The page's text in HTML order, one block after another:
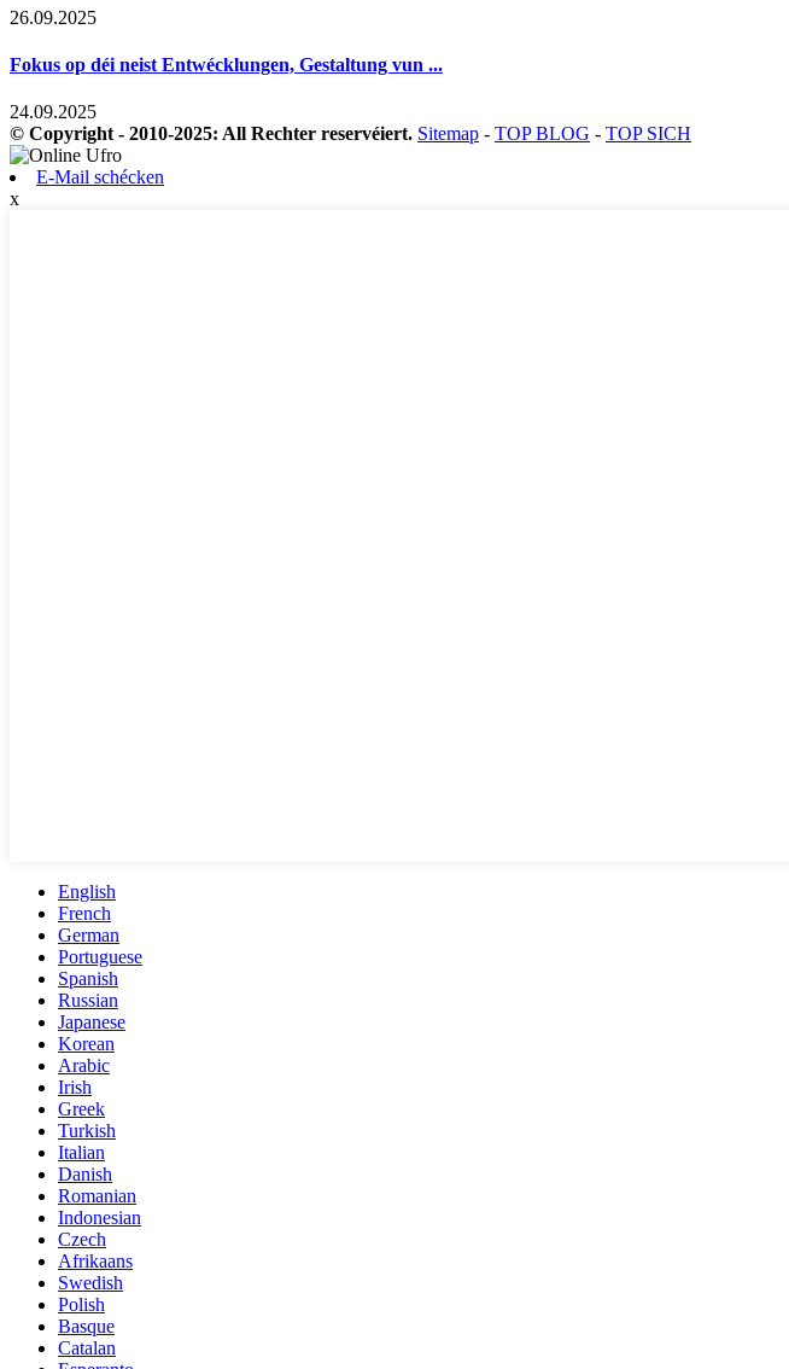
26.09.2025
Fokus op déi neist Entwécklungen, Gestaltung vun ...
24.09.2025
© Copyright - 2010-2025: All Rechter reservéiert. Sitemap - TOP BLOG - TOP SICH
E-Mail schécken
x
English
French
German
Portuguese
Spanish
Russian
Japanese
Korean
Arabic
Irish
Greek
Turkish
Italian
Danish
Romanian
Indonesian
Czech
Afrikaans
Swedish
Polish
Basque
Catalan